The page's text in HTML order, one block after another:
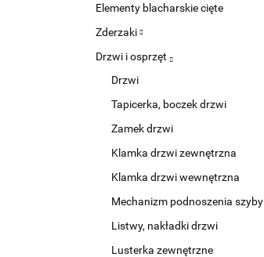
Elementy blacharskie cięte
Zderzaki
Drzwi i osprzęt
Drzwi
Tapicerka, boczek drzwi
Zamek drzwi
Klamka drzwi zewnętrzna
Klamka drzwi wewnętrzna
Mechanizm podnoszenia szyby
Listwy, nakładki drzwi
Lusterka zewnętrzne